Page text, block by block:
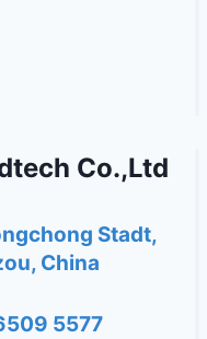
Co.,Ltd
Stadt,
China
5577